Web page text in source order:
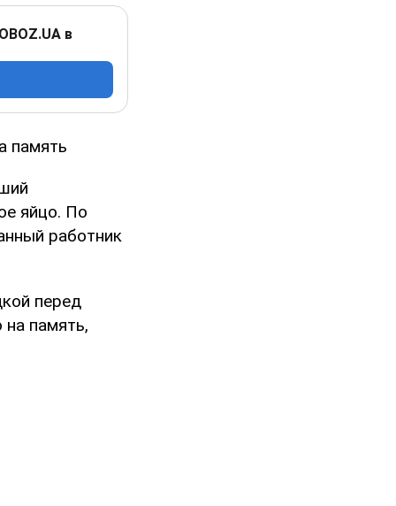
в
память
яйцо. По
работник
перед
память,